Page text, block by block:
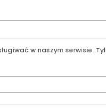
w naszym serwisie.